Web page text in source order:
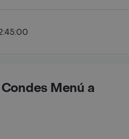
Menú a